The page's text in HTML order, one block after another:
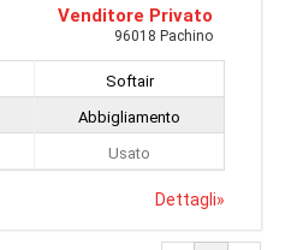
Venditore Privato
96018 Pachino
Softair
Abbigliamento
Usato
Dettagli»